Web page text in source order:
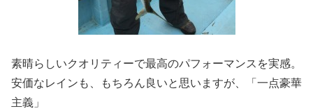
素晴らしいクオリティーで最高のパフォーマンスを実感。
安価なレインも、もちろん良いと思いますが、「一点豪華
主義」